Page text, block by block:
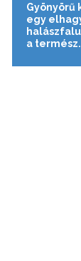
Gyönyörű
egy
a